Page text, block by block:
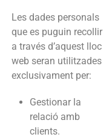
Les dades personals
que es puguin recollir
a través d’aquest lloc
web seran utilitzades
exclusivament per:
Gestionar la
relació amb
clients.